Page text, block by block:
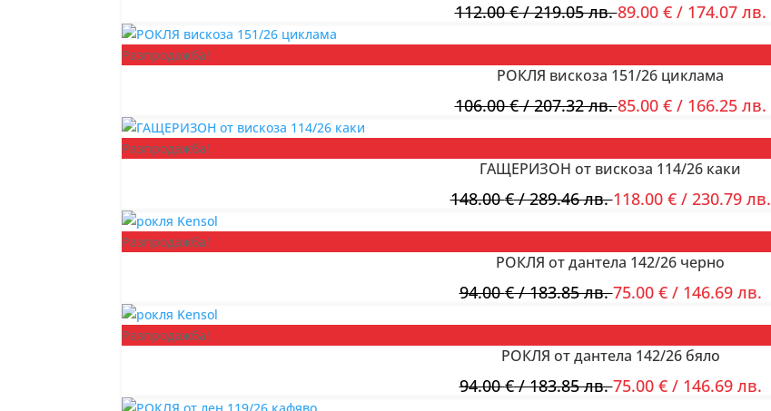
112.00€/ 219.05 лв.89.00 €/ 174.07 лв.
Разпродажба!
РОКЛЯ вискоза 151/26 циклама
106.00€/ 207.32 лв.85.00 €/ 166.25 лв.
Разпродажба!
ГАЩЕРИЗОН от вискоза 114/26 каки
148.00€/ 289.46 лв.118.00 €/ 230.79 лв.
Разпродажба!
РОКЛЯ от дантела 142/26 черно
94.00€/ 183.85 лв.75.00 €/ 146.69 лв.
Разпродажба!
РОКЛЯ от дантела 142/26 бяло
94.00€/ 183.85 лв.75.00 €/ 146.69 лв.